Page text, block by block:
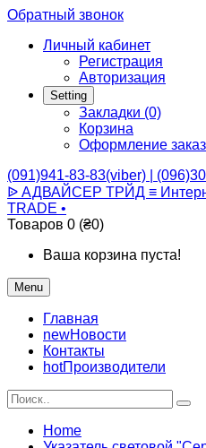
Обратный звонок
Личный кабинет
Регистрация
Авторизация
Setting
Закладки (0)
Корзина
Оформление
(091)941-83-83(viber) |
ᐉ АДВАЙСЕР ТРЙД ≡
TRADE •
Товаров 0 (₴0)
Ваша корзина пуста!
Menu
Главная
newНовости
Контакты
hotПроизводители
Home